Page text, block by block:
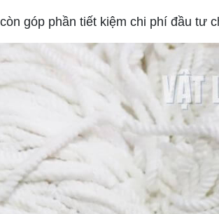
góp phần tiết kiệm chi phí đầu tư